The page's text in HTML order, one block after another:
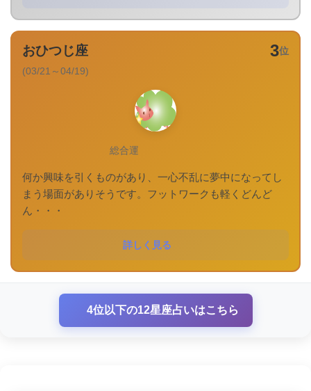
3位
おひつじ座
(03/21～04/19)
総合運
何か興味を引くものがあり、一心不乱に夢中になってし
まう場面がありそうです。フットワークも軽くどんど
ん・・・
詳しく見る
4位以下の12星座占いはこちら